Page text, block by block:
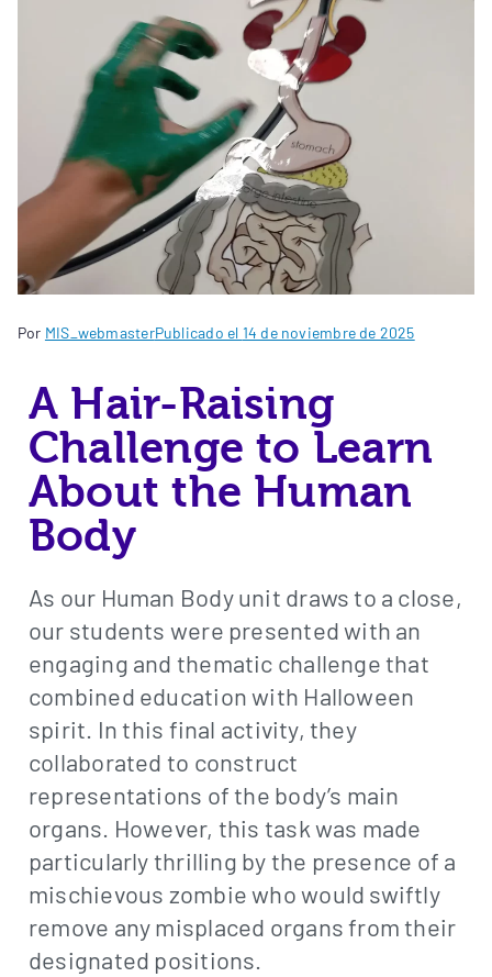
Por MIS_webmasterPublicado el 14 de noviembre de 2025
A Hair-Raising
Challenge to Learn
About the Human
Body
As our Human Body unit draws to a close,
our students were presented with an
engaging and thematic challenge that
combined education with Halloween
spirit. In this final activity, they
collaborated to construct
representations of the body’s main
organs. However, this task was made
particularly thrilling by the presence of a
mischievous zombie who would swiftly
remove any misplaced organs from their
designated positions.